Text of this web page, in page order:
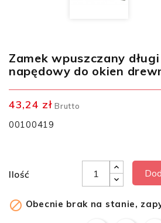
Zamek wpuszczany
napędowy do okien
43,24 zł Brutto
00100419
Ilość
 Obecnie brak na stanie,